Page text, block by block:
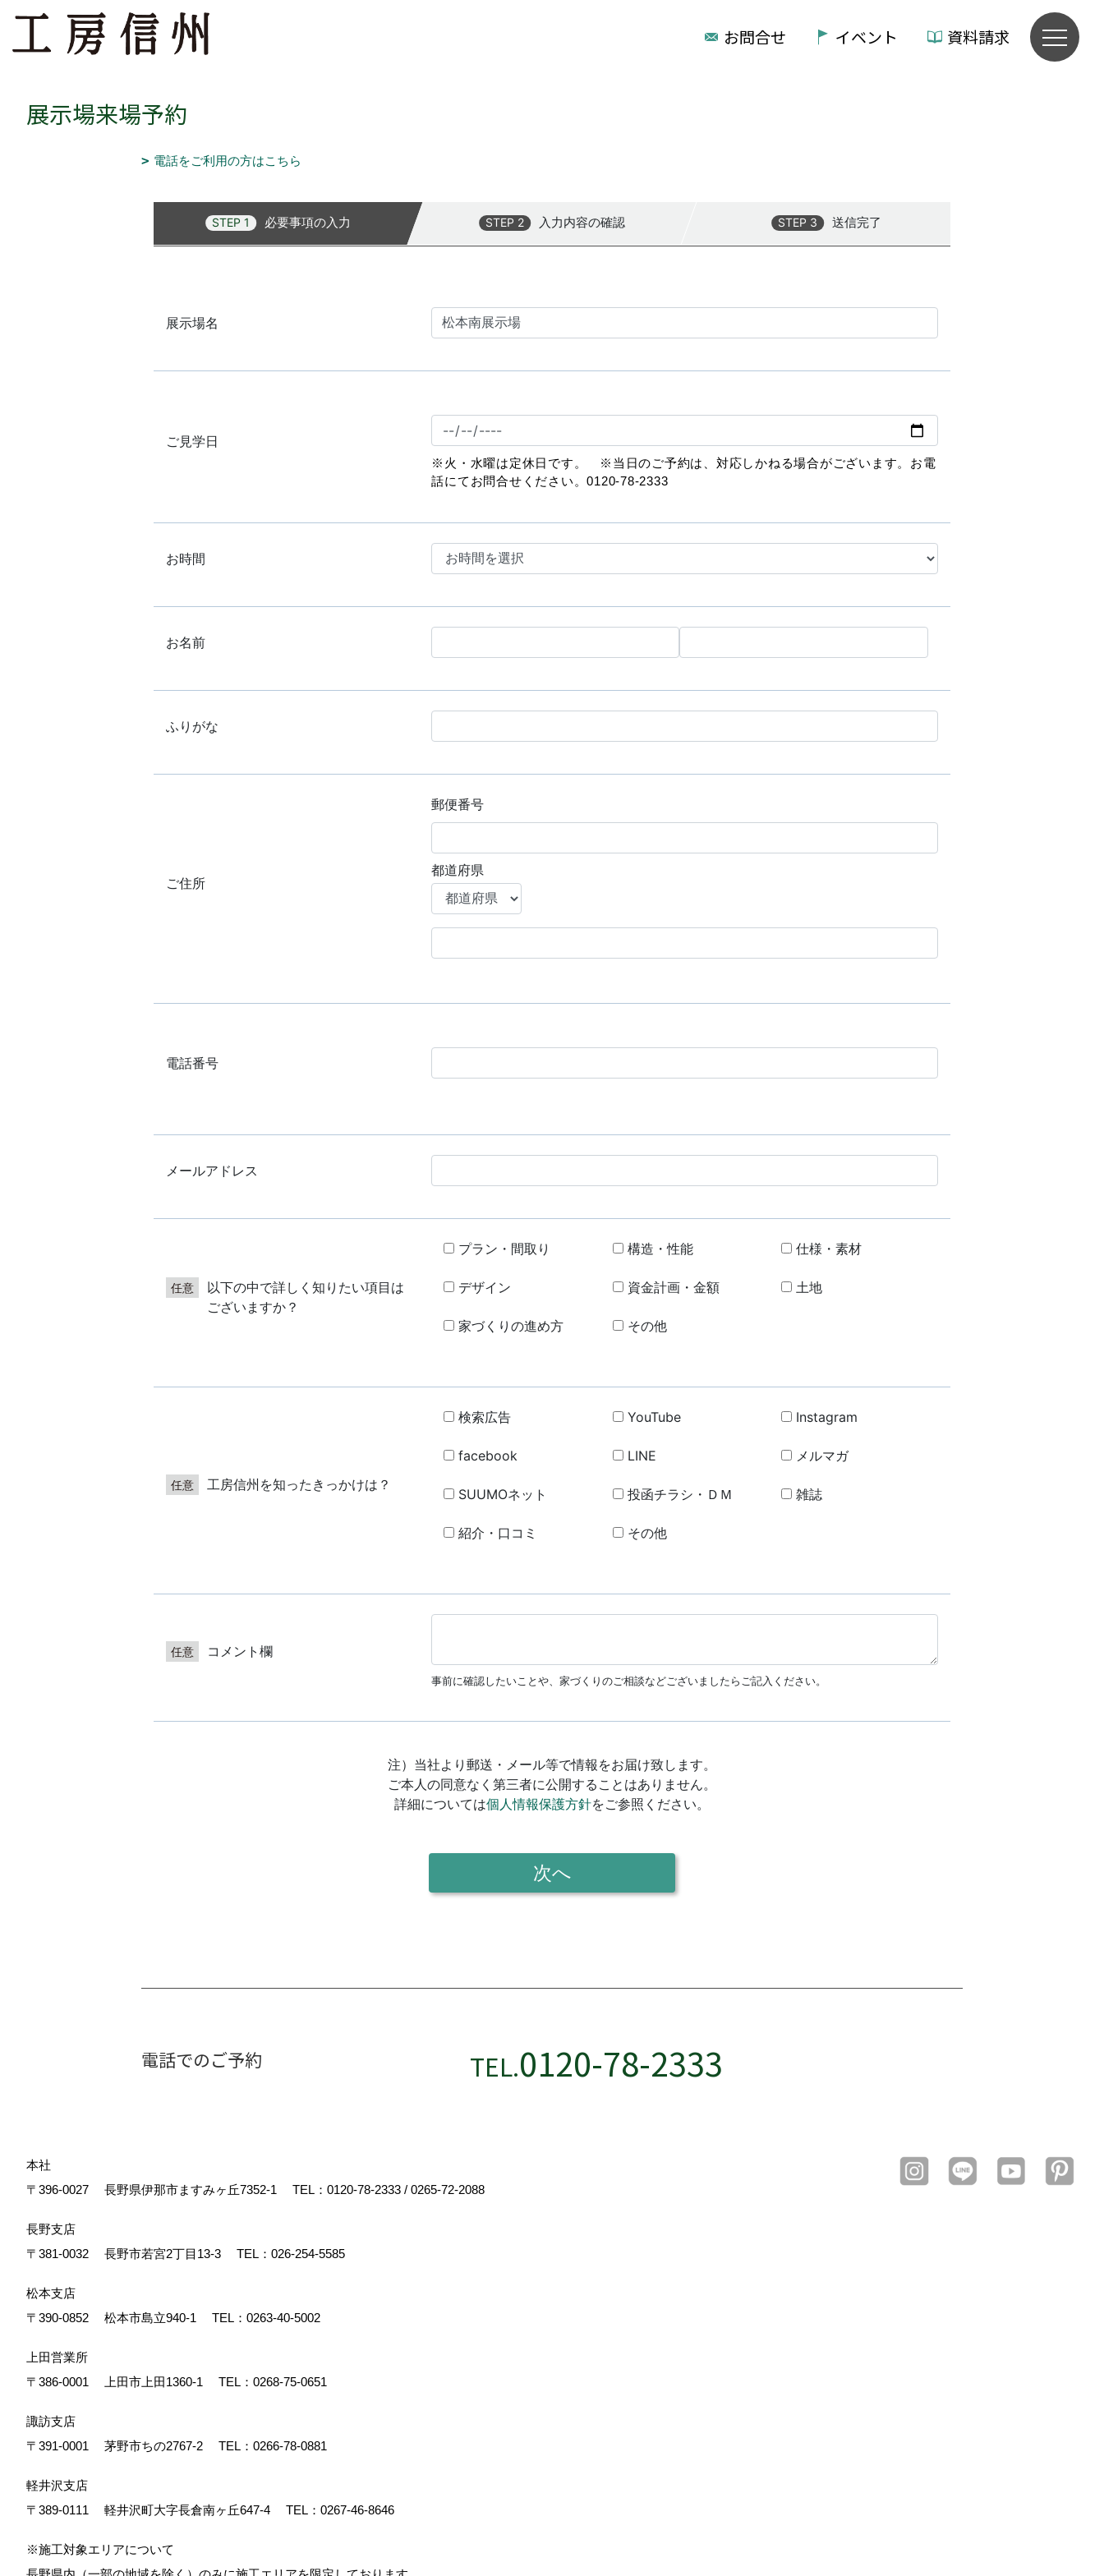
お問合せ イベント 資料請求
展示場来場予約
電話をご利用の方はこちら
電話でのご予約 TEL.0120-78-2333
本社
〒396-0027
長野県伊那市ますみヶ丘7352-1 TEL： 0120-78-2333 / 0265-72-2088
長野支店
〒381-0032
長野市若宮2丁目13-3 TEL： 026-254-5585
松本支店
〒390-0852
松本市島立940-1 TEL： 0263-40-5002
上田営業所
〒386-0001
上田市上田1360-1 TEL： 0268-75-0651
諏訪支店
〒391-0001
茅野市ちの2767-2 TEL： 0266-78-0881
軽井沢支店
〒389-0111
軽井沢町大字長倉南ヶ丘647-4 TEL： 0267-46-8646
※施工対象エリアについて